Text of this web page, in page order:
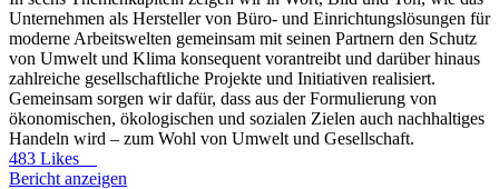
Unternehmen als Hersteller von Büro- und Einrichtungslösungen für
moderne Arbeitswelten gemeinsam mit seinen Partnern den Schutz
von Umwelt und Klima konsequent vorantreibt und darüber hinaus
zahlreiche gesellschaftliche Projekte und Initiativen realisiert.
Gemeinsam sorgen wir dafür, dass aus der Formulierung von
ökonomischen, ökologischen und sozialen Zielen auch nachhaltiges
Handeln wird – zum Wohl von Umwelt und Gesellschaft.
483 Likes
Bericht anzeigen